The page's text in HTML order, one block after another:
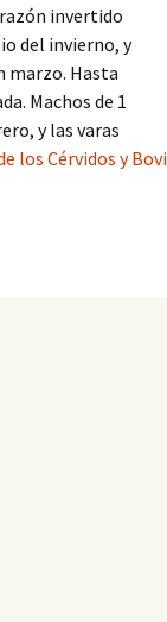
invertido
del invierno, y
marzo. Hasta
Machos de 1
y las varas
los Cérvidos y